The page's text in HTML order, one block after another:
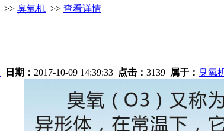
>> 臭氧机 >> 查看详情
日期： 2017-10-09 14:39:33 点击： 3139 属于： 臭氧